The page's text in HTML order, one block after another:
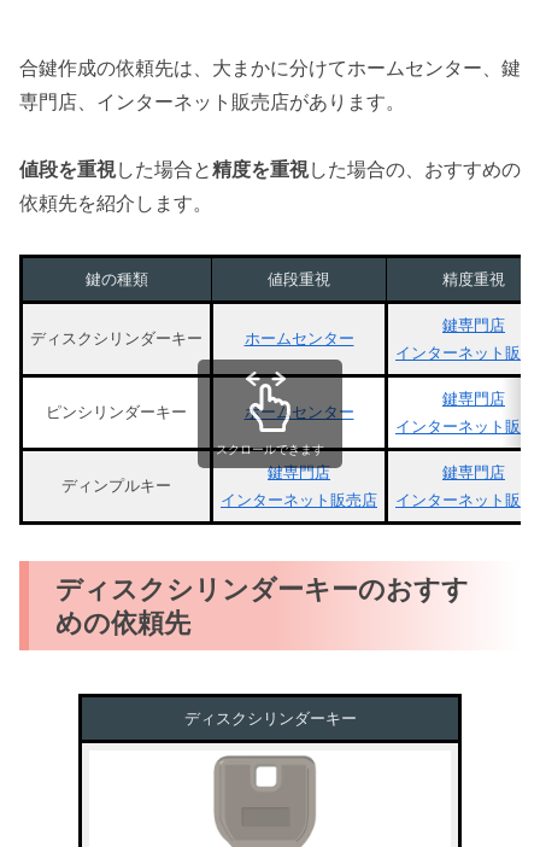
合鍵作成の依頼先は、大まかに分けてホームセンター、鍵
専門店、インターネット販売店があります。
値段を重視した場合と精度を重視した場合の、おすすめの
依頼先を紹介します。
鍵の種類 値段重視 精度重視
ディスクシリンダーキー ホームセンター
鍵専門店
インターネット販売
ピンシリンダーキー ホームセンター
鍵専門店
インターネット販売
ディンプルキー
鍵専門店
インターネット販売店
鍵専門店
インターネット販売
スクロールできます
ディスクシリンダーキーのおすす
めの依頼先
ディスクシリンダーキー